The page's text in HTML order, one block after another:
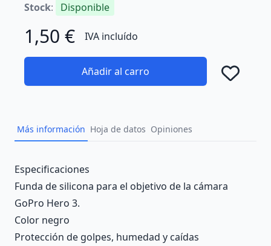
Stock: Disponible
1,50 € IVA incluído
Añadir al carro
Más información Hoja de datos Opiniones
Description
Especificaciones
Funda de silicona para el objetivo de la cámara
GoPro Hero 3.
Color negro
Protección de golpes, humedad y caídas